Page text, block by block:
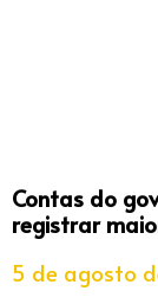
Contas do
registrar
5 de agosto